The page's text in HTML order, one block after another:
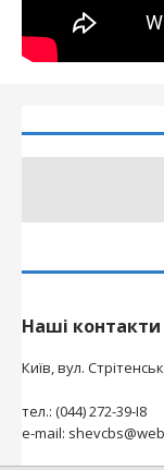
Наші контакти
Київ, вул.
тел.: (044) 272-39-І8
e-mail: